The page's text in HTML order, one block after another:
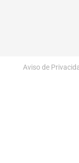
Aviso de